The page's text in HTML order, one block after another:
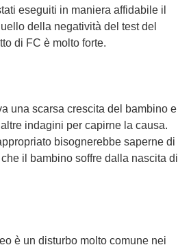
eseguiti in maniera affidabile il
della negatività del test del
di FC è molto forte.
una scarsa crescita del bambino e
indagini per capirne la causa.
bisognerebbe saperne di
il bambino soffre dalla nascita di
è un disturbo molto comune nei